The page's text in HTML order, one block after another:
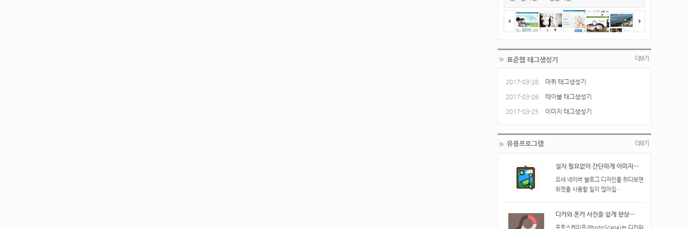
<span></span>
더보기
표준웹 태그생성기
2017-03-28 마퀴 태그생성기
2017-03-26 테이블 태그생성기
2017-03-25 이미지 태그생성기
더보기
유용프로그램
설치 필요없이 간단하게 이미지…
요새 네이버 블로그 디자인을 하다보면
위젯을 사용할 일이 많아집…
디카와 폰카 사진을 쉽게 향상…